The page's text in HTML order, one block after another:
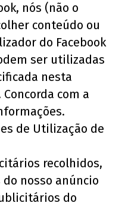
nós (não o
conteúdo ou
do Facebook
ser utilizadas
nesta
com a
de Utilização de
recolhidos,
nosso anúncio
do